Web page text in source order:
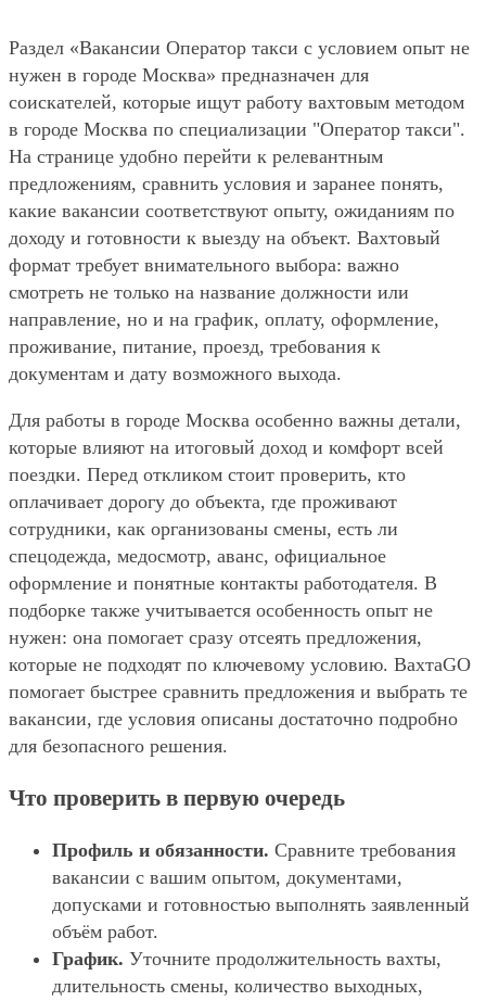
Раздел «Вакансии Оператор такси с условием опыт не
нужен в городе Москва» предназначен для
соискателей, которые ищут работу вахтовым методом
в городе Москва по специализации "Оператор такси".
На странице удобно перейти к релевантным
предложениям, сравнить условия и заранее понять,
какие вакансии соответствуют опыту, ожиданиям по
доходу и готовности к выезду на объект. Вахтовый
формат требует внимательного выбора: важно
смотреть не только на название должности или
направление, но и на график, оплату, оформление,
проживание, питание, проезд, требования к
документам и дату возможного выхода.
Для работы в городе Москва особенно важны детали,
которые влияют на итоговый доход и комфорт всей
поездки. Перед откликом стоит проверить, кто
оплачивает дорогу до объекта, где проживают
сотрудники, как организованы смены, есть ли
спецодежда, медосмотр, аванс, официальное
оформление и понятные контакты работодателя. В
подборке также учитывается особенность опыт не
нужен: она помогает сразу отсеять предложения,
которые не подходят по ключевому условию. ВахтаGO
помогает быстрее сравнить предложения и выбрать те
вакансии, где условия описаны достаточно подробно
для безопасного решения.
Что проверить в первую очередь
Профиль и обязанности. Сравните требования
вакансии с вашим опытом, документами,
допусками и готовностью выполнять заявленный
объём работ.
График. Уточните продолжительность вахты,
длительность смены, количество выходных,